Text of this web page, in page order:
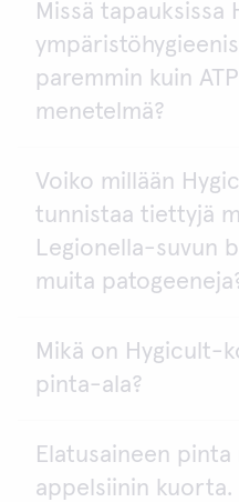
organismeista ei ole tehty,
tarpeenkaan. On tärkeää
ole tarkoitettu minkään
tunnistamiseen, vaan
Tilavuus on noin 40 - 50
Missä tapauksissa
paremmin kuin
menetelmä?
Aina kun on saatava
lukumäärä. Elävien
pinnan hygienian tilan ja
kontaminoitumisvaaran
Voiko millään
tunnistaa tiettyjä
Legionella-suvun
muita
Ei voi. Siihen on
menetelmiä.
Mikä on Hygicult-
pinta-ala?
Hygicult-kontaktilevyn
noin 9,4 cm2, molemmat
Elatusaineen
appelsiinin kuorta.